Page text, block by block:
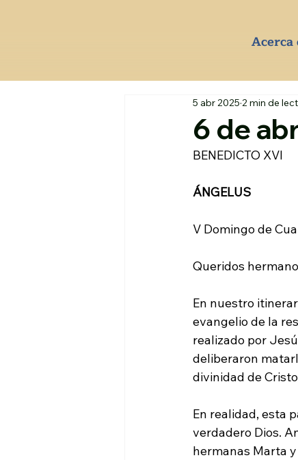
Acerca
6 de
5 abr 2025 2 min de
BENEDICTO XVI
ÁNGELUS
V Domingo de
Queridos
En nuestro
evangelio de la
realizado por
deliberaron
divinidad de
En realidad, esta
verdadero Dios.
hermanas Marta